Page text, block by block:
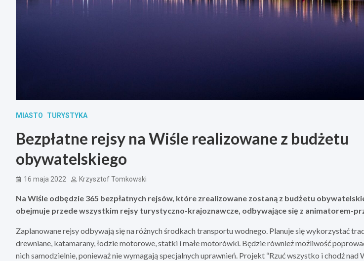
MIASTO TURYSTYKA
Bezpłatne rejsy na Wiśle realizowane z budżetu
obywatelskiego
16 maja 2022 Krzysztof Tomkowski
Na Wiśle odbędzie 365 bezpłatnych rejsów, które zrealizowane zostaną z budżetu
obejmuje przede wszystkim rejsy turystyczno-krajoznawcze, odbywające się z animatorem-
Zaplanowane rejsy odbywają się na różnych środkach transportu wodnego. Planuje się wykorzystać
drewniane, katamarany, łodzie motorowe, statki i małe motorówki. Będzie również możliwość
nich samodzielnie, ponieważ nie wymagają specjalnych uprawnień. Projekt “Rzuć wszystko i chodź nad